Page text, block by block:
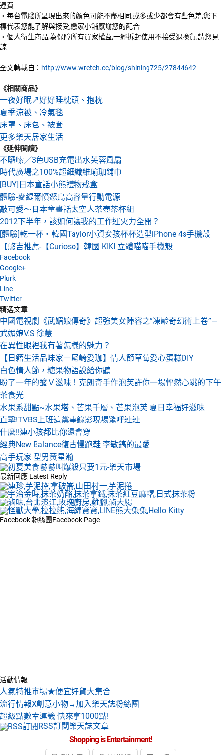
運費
‧每台電腦所呈現出來的顏色可能不盡相同,或多或少都會有些色差,您下
標代表您能了解與接受,戀家小舖感謝您的配合
‧個人衛生商品,為保障所有買家權益,一經拆封使用不接受退換貨,請您見
諒
全文轉載自： http://www.wretch.cc/blog/shining725/27844642
《相關商品》
一夜好眠↗好好睡枕頭、抱枕
夏季涼被、冷氣毯
床罩、床包、被套
更多樂天居家生活
《延伸閱讀》
不囉嗦／3色USB充電出水芙蓉風扇
時代廣場之100%超細纖維瑜珈鋪巾
[BUY]日本童話小熊禮物戒盒
體驗-麥緹爾憤怒鳥高容量行動電源
敲可愛～日本童畫話太空人茶壺茶杯組
2012下半年，該如何讓我的工作運火力全開？
[體驗]乾一杯‧韓國Taylor小資女孩杯杯造型iPhone 4s手機殼
【憨吉推薦-【Curioso】韓國 KIKI 立體喵喵手機殼
Facebook
Google+
Plurk
Line
Twitter
精選文章
中國電視劇《武媚娘傳奇》超強美女陣容之”凍齡奇幻術上卷”—
武媚娘V.S 徐慧
在異性眼裡我有著怎樣的魅力？
【日籍生活品味家－尾崎愛珈】情人節草莓愛心蛋糕DIY
白色情人節，糖果物語說給你聽
盼了一年的酸Ｖ滋味！克朗奇手作泡芙許你一場怦然心跳的下午
茶食光
水果系甜點~水果塔、芒果千層、芒果泡芙 夏日幸福好滋味
直擊!TVBS上班這黨事錄影現場驚呼連連
什麼!!連小孩都比你還會穿
經典New Balance復古慢跑鞋 李敏鎬的最愛
高手玩家 型男黃星瀚
最新回應 Latest Reply
Facebook 粉絲團Facebook Page
活動情報
人氣特推市場★便宜好貨大集合
流行情報X創意小物→加入樂天誌粉絲團
超級點數幸運籤 快來拿1000點!
RSS訂閱樂天誌文章
Shopping is Entertainment!